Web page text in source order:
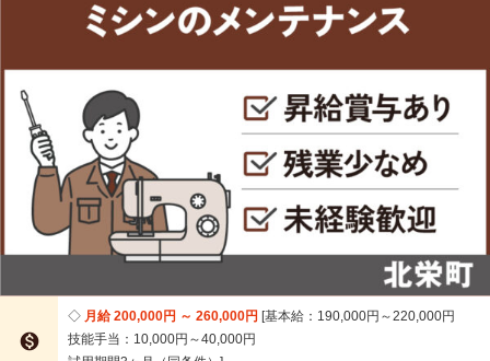

月給 200,000円 ～ 260,000円 基本給：190,000円～220,000円
技能手当：10,000円～40,000円